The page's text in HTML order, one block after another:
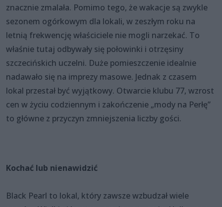
znacznie zmalała. Pomimo tego, że wakacje są zwykle
sezonem ogórkowym dla lokali, w zeszłym roku na
letnią frekwencję właściciele nie mogli narzekać. To
właśnie tutaj odbywały się połowinki i otrzęsiny
szczecińskich uczelni. Duże pomieszczenie idealnie
nadawało się na imprezy masowe. Jednak z czasem
lokal przestał być wyjątkowy. Otwarcie klubu 77, wzrost
cen w życiu codziennym i zakończenie „mody na Perłę”
to główne z przyczyn zmniejszenia liczby gości.
Kochać lub nienawidzić
Black Pearl to lokal, który zawsze wzbudzał wiele